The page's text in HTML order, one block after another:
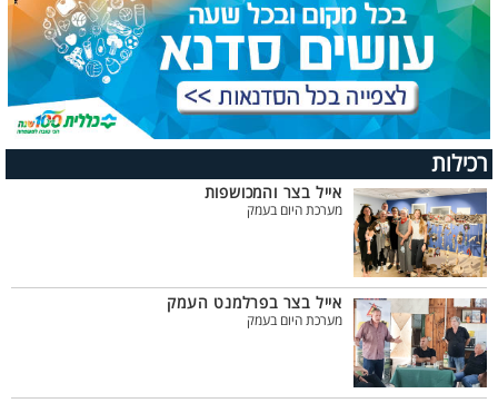
רכילות
אייל בצר והמכושפות
מערכת היום בעמק
אייל בצר בפרלמנט העמק
מערכת היום בעמק